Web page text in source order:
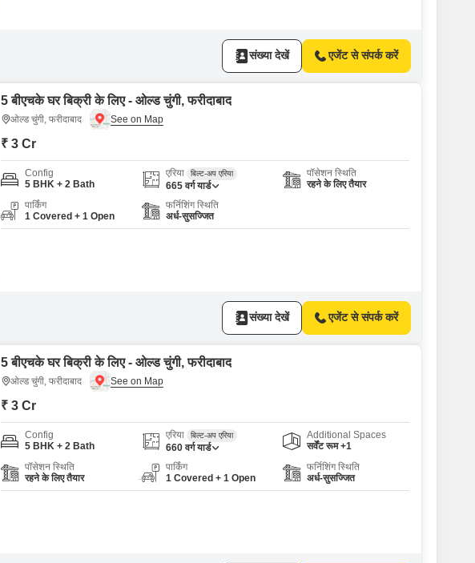
संख्या देखें एजेंट से संपर्क करें
5 बीएचके घर बिक्री के लिए - ओल्ड चुंगी, फरीदाबाद
ओल्ड चुंगी, फरीदाबाद
₹ 3 Cr
Config
5 BHK + 2 Bath
एरिया बिल्ट-अप एरिया
665 वर्ग यार्ड
पॉसेशन स्थिति
रहने के लिए तैयार
पार्किंग
1 Covered + 1 Open
फर्निशिंग स्थिति
अर्ध-सुसज्जित
संख्या देखें एजेंट से संपर्क करें
5 बीएचके घर बिक्री के लिए - ओल्ड चुंगी, फरीदाबाद
ओल्ड चुंगी, फरीदाबाद
₹ 3 Cr
Config
5 BHK + 2 Bath
एरिया बिल्ट-अप एरिया
660 वर्ग यार्ड
Additional Spaces
सर्वेंट रूम +1
पॉसेशन स्थिति
रहने के लिए तैयार
पार्किंग
1 Covered + 1 Open
फर्निशिंग स्थिति
अर्ध-सुसज्जित